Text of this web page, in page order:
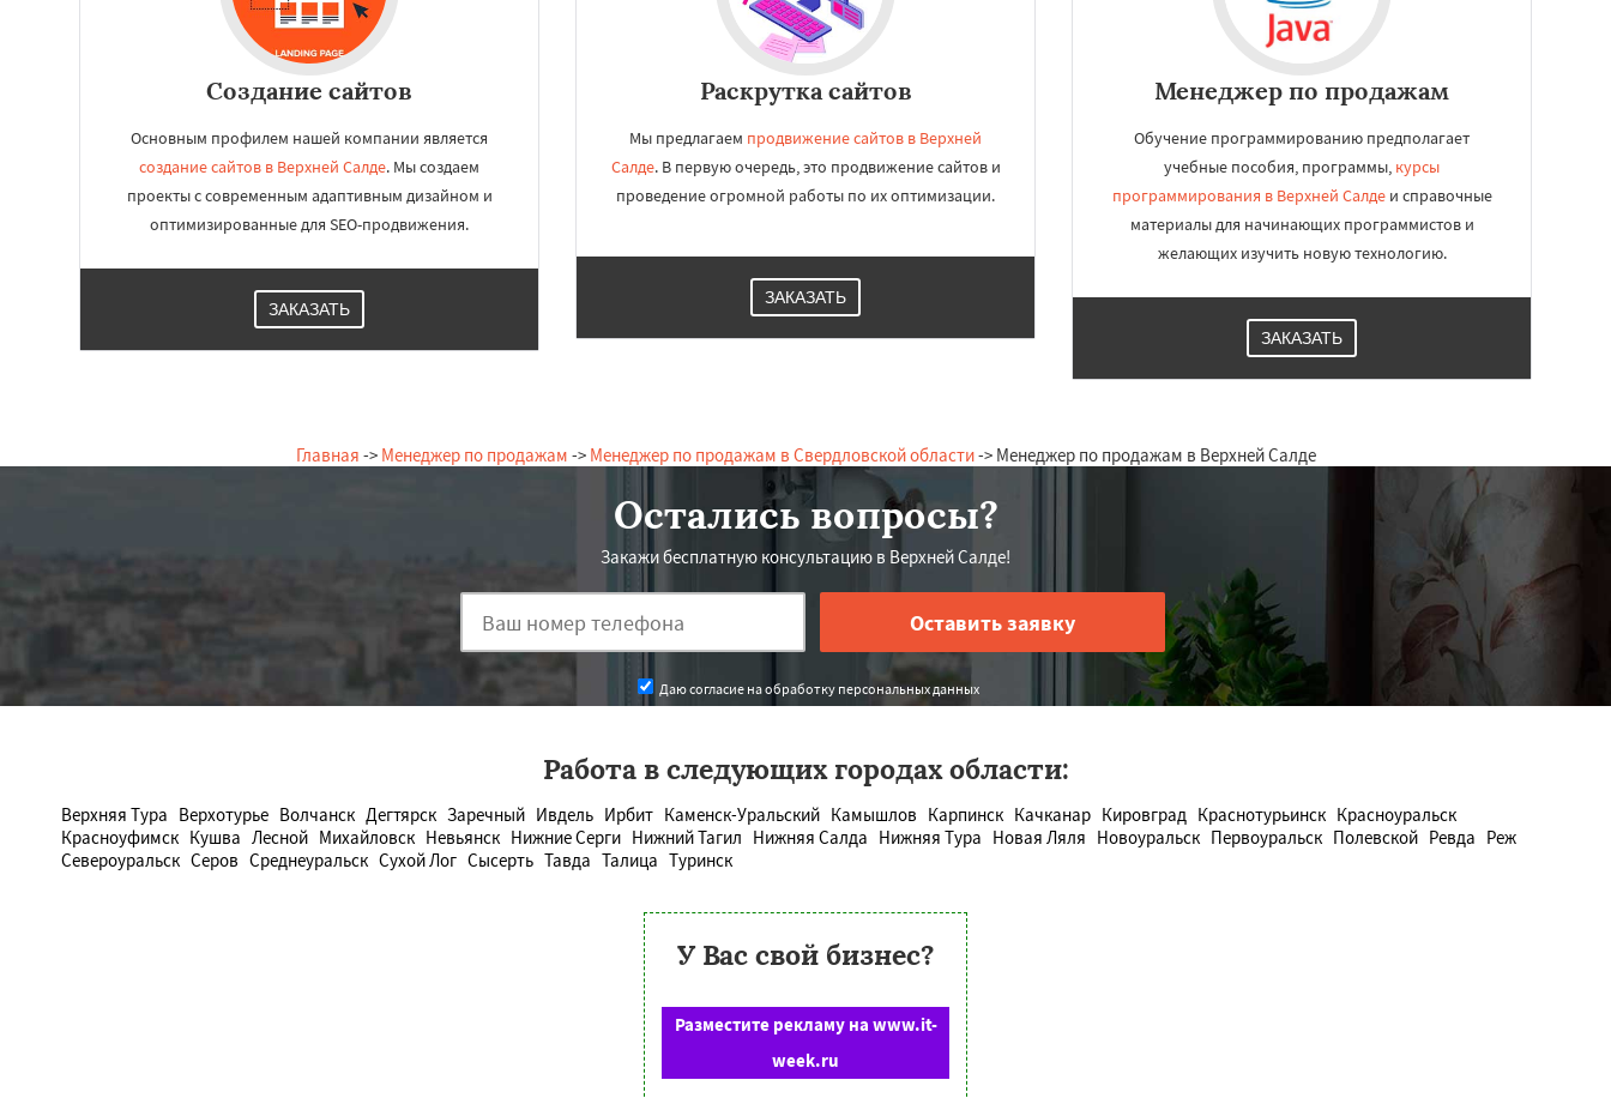
Создание сайтов
Основным профилем нашей компании является
создание сайтов в Верхней Салде. Мы создаем
проекты с современным адаптивным дизайном и
оптимизированные для SEO-продвижения.
ЗАКАЗАТЬ
Раскрутка сайтов
Мы предлагаем продвижение сайтов в Верхней
Салде. В первую очередь, это продвижение сайтов и
проведение огромной работы по их оптимизации.
ЗАКАЗАТЬ
Менеджер по продажам
Обучение программированию предполагает
учебные пособия, программы, курсы
программирования в Верхней Салдеи справочные
материалы для начинающих программистов и
желающих изучить новую технологию.
ЗАКАЗАТЬ
Главная -> Менеджер по продажам -> Менеджер по продажам в Свердловской области-> Менеджер по продажам в Верхней Салде
Остались вопросы?
Закажи бесплатную консультацию в Верхней Салде!
Даю согласие на обработку персональных данных
Работа в следующих городах области:
Верхняя Тура Верхотурье Волчанск Дегтярск Заречный Ивдель Ирбит Каменск-Уральский Камышлов Карпинск Качканар Кировград Краснотурьинск Красноуральск
Красноуфимск Кушва Лесной Михайловск Невьянск Нижние Серги Нижний Тагил Нижняя Салда Нижняя Тура Новая Ляля Новоуральск Первоуральск Полевской Ревда Реж
Североуральск Серов Среднеуральск Сухой Лог Сысерть Тавда Талица Туринск
У Вас свой бизнес?
Разместите рекламу на www.it-
week.ru